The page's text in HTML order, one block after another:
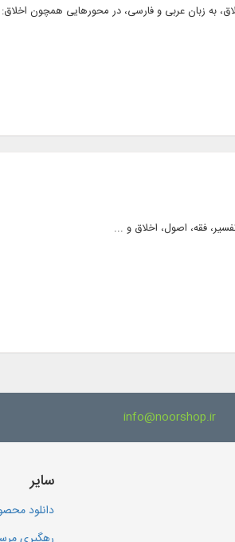
مهم در زمينه اخلاق، به زبان عربی و فارسی، در محورهایی
info@noorshop.ir
سایر
دانلود